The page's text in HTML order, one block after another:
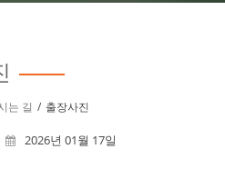
는 길 출장사진
2026년 01월 17일